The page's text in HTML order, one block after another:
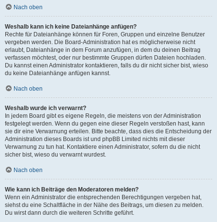
Nach oben
Weshalb kann ich keine Dateianhänge anfügen?
Rechte für Dateianhänge können für Foren, Gruppen und einzelne Benutzer
vergeben werden. Die Board-Administration hat es möglicherweise nicht
erlaubt, Dateianhänge in dem Forum anzufügen, in dem du deinen Beitrag
verfassen möchtest, oder nur bestimmte Gruppen dürfen Dateien hochladen.
Du kannst einen Administrator kontaktieren, falls du dir nicht sicher bist, wieso
du keine Dateianhänge anfügen kannst.
Nach oben
Weshalb wurde ich verwarnt?
In jedem Board gibt es eigene Regeln, die meistens von der Administration
festgelegt werden. Wenn du gegen eine dieser Regeln verstoßen hast, kann
sie dir eine Verwarnung erteilen. Bitte beachte, dass dies die Entscheidung der
Administration dieses Boards ist und phpBB Limited nichts mit dieser
Verwarnung zu tun hat. Kontaktiere einen Administrator, sofern du die nicht
sicher bist, wieso du verwarnt wurdest.
Nach oben
Wie kann ich Beiträge den Moderatoren melden?
Wenn ein Administrator die entsprechenden Berechtigungen vergeben hat,
siehst du eine Schaltfläche in der Nähe des Beitrags, um diesen zu melden.
Du wirst dann durch die weiteren Schritte geführt.